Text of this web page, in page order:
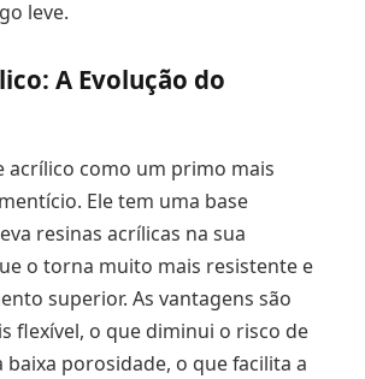
leve.
A Evolução do
acrílico como um primo mais
Ele tem uma base
resinas acrílicas na sua
o torna muito mais resistente e
superior. As vantagens são
flexível, o que diminui o risco de
porosidade, o que facilita a